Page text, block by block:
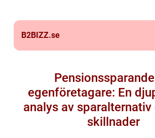
B2BIZZ.se
egenföretagare: En
analys av
skillnader